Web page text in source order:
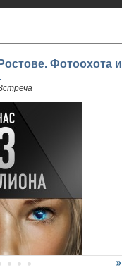
Фотоохота и